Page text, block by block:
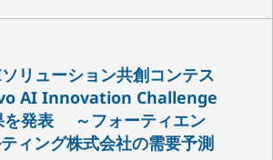
リューション共創コンテス
AI Innovation Challenge
を発表 ～フォーティエン
ィング株式会社の需要予測